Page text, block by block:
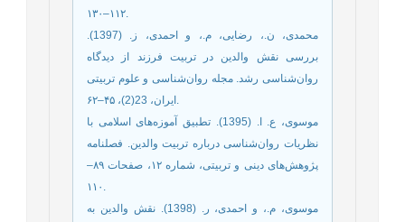
۱۱۲–۱۳۰.
محمدی، ن.، رضایی، م.، و احمدی، ز. (1397).
بررسی نقش والدین در تربیت فرزند از دیدگاه
روان‌شناسی رشد. مجله روان‌شناسی و علوم تربیتی
ایران، 23(2)، ۴۵–۶۲.
موسوی، ع. ا. (1395). تطبیق آموزه‌های اسلامی با
نظریات روان‌شناسی درباره تربیت والدین. فصلنامه
پژوهش‌های دینی و تربیتی، شماره ۱۲، صفحات ۸۹–
۱۱۰.
موسوی، م.، و احمدی، ر. (1398). نقش والدین به